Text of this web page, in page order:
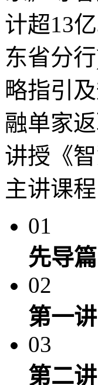
计超13
东省分
略指引
融单家
讲授《
主讲课
01
先导篇
02
第一
03
第二